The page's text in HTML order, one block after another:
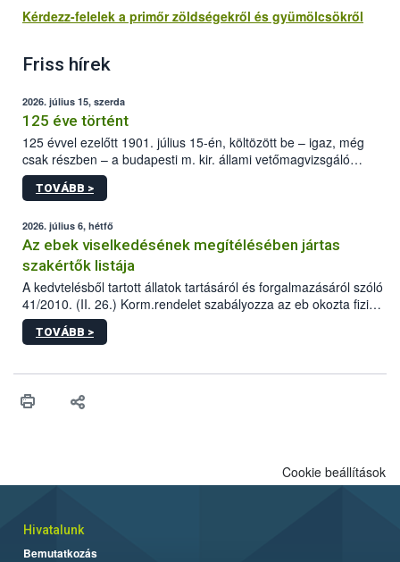
Kérdezz-felelek a primőr zöldségekről és gyümölcsökről
Friss hírek
2026. július 15, szerda
125 éve történt
125 évvel ezelőtt 1901. július 15-én, költözött be – igaz, még
csak részben – a budapesti m. kir. állami vetőmagvizsgáló
állomás a Kis Rókus utca 15. szám alatti, Czigler Győző által
tervezett új épületébe.
TOVÁBB >
2026. július 6, hétfő
Az ebek viselkedésének megítélésében jártas
szakértők listája
A kedvtelésből tartott állatok tartásáról és forgalmazásáról szóló
41/2010. (II. 26.) Korm.rendelet szabályozza az eb okozta fizikai
sérülés, illetve ennek veszélye keletkezésekor felmerülő
hatósági feladatokat, valamint a veszélyes eb tartását és annak
vonni az ebek viselkedésének megítélésében jártas szakértőt.
TOVÁBB >
Cookie beállítások
Hivatalunk
Bemutatkozás